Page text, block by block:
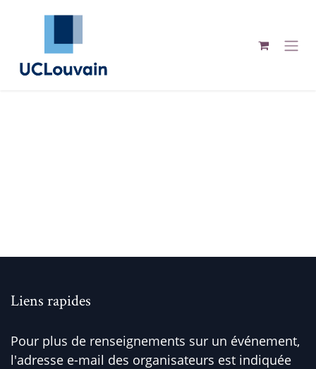
Se rendre au contenu
Liens rapides
Pour plus de renseignements sur un événement,
l'adresse e-mail des organisateurs est indiquée